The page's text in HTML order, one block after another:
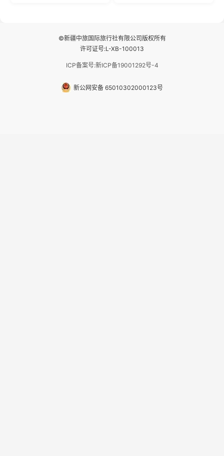
©新疆中旅国际旅行社有限公司版权所有
许可证号:L-XB-100013
ICP备案号:新ICP备19001292号-4
新公网安备 65010302000123号